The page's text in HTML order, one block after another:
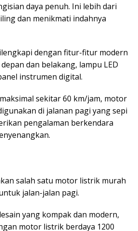
daya penuh. Ini lebih dari
dan menikmati indahnya
dengan fitur-fitur modern
dan belakang, lampu LED
instrumen digital.
sekitar 60 km/jam, motor
di jalanan pagi yang sepi
pengalaman berkendara
salah satu motor listrik murah
jalan-jalan pagi.
yang kompak dan modern,
motor listrik berdaya 1200